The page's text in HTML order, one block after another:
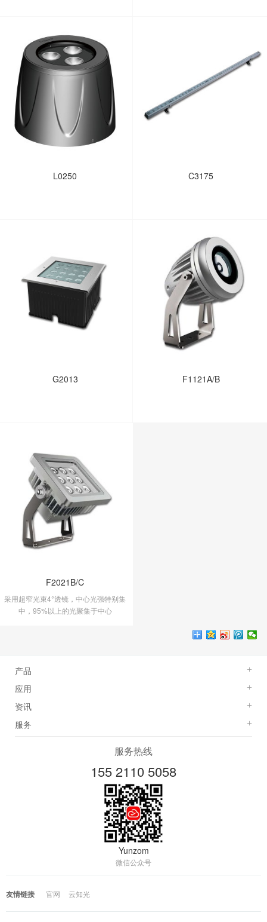
L0250 C3175
G2013 F1121A/B
F2021B/C
采用超窄光束4°透镜，中心光强特别集
中，95%以上的光聚集于中心
产品 +
应用 +
资讯 +
服务 +
服务热线
155 2110 5058
Yunzom
微信公众号
友情链接 官网 云知光